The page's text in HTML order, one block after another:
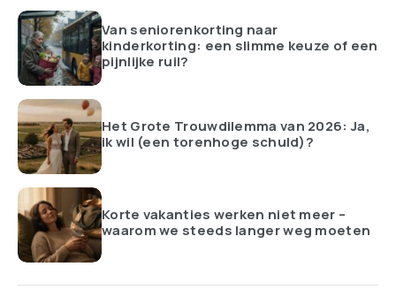
Van seniorenkorting naar
kinderkorting: een slimme keuze of een
pijnlijke ruil?
Het Grote Trouwdilemma van 2026: Ja,
ik wil (een torenhoge schuld)?
Korte vakanties werken niet meer –
waarom we steeds langer weg moeten